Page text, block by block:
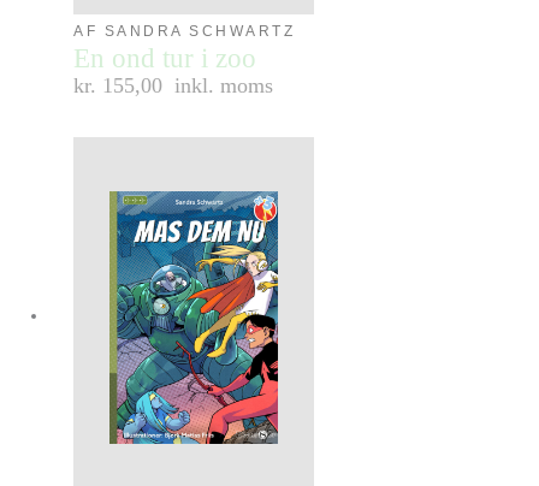
AF SANDRA SCHWARTZ
En ond tur i zoo
kr. 155,00 inkl. moms